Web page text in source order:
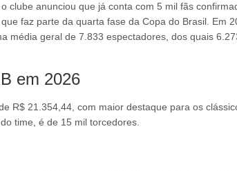
clube anunciou que já conta com 5 mil fãs
faz parte da quarta fase da Copa do Brasil. Em
média geral de 7.833 espectadores, dos quais
em 2026
R$ 21.354,44, com maior destaque para os
time, é de 15 mil torcedores.